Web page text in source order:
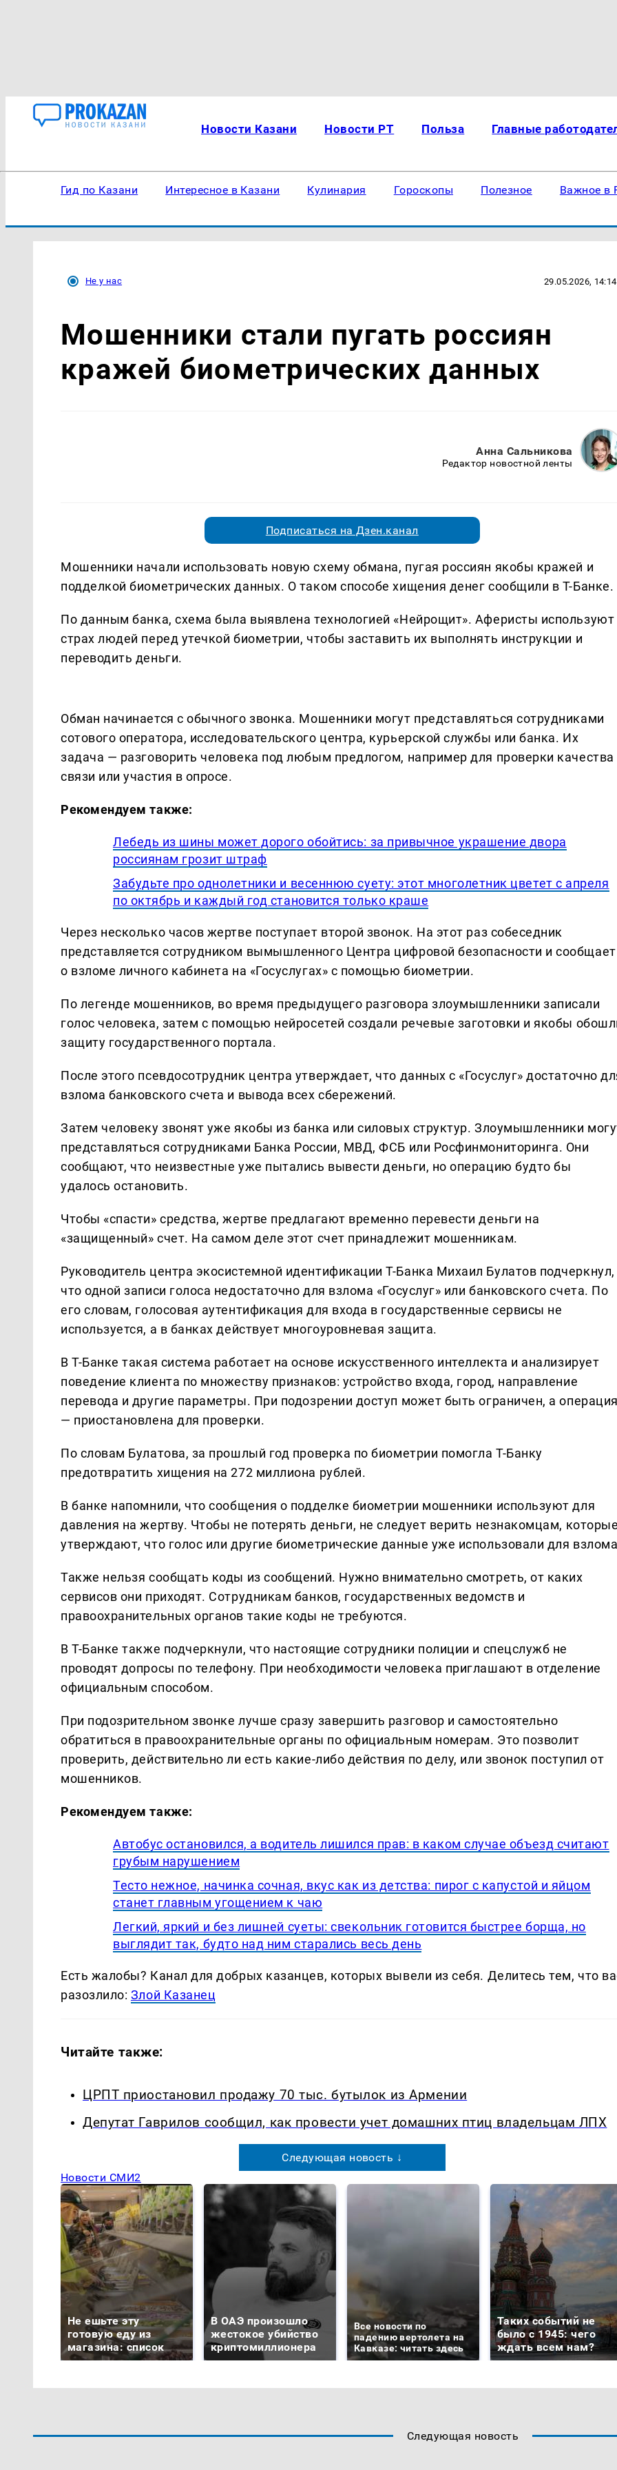
Новости Казани Новости РТ Польза Главные
Гид по Казани Интересное в Казани Кулинария Гороскопы Полезное Важное в
Не у нас 29.05.2026, 14:14
Мошенники стали пугать россиян
кражей биометрических данных
Анна Сальникова
Редактор новостной ленты
Подписаться на Дзен.канал
Мошенники начали использовать новую схему обмана, пугая россиян якобы кражей и
подделкой биометрических данных. О таком способе хищения денег сообщили в Т-Банке.
По данным банка, схема была выявлена технологией «Нейрощит». Аферисты используют
страх людей перед утечкой биометрии, чтобы заставить их выполнять инструкции и
переводить деньги.
Обман начинается с обычного звонка. Мошенники могут представляться сотрудниками
сотового оператора, исследовательского центра, курьерской службы или банка. Их
задача — разговорить человека под любым предлогом, например для проверки качества
связи или участия в опросе.
Рекомендуем также:
Лебедь из шины может дорого обойтись: за привычное украшение двора
россиянам грозит штраф
Забудьте про однолетники и весеннюю суету: этот многолетник цветет с апреля
по октябрь и каждый год становится только краше
Через несколько часов жертве поступает второй звонок. На этот раз собеседник
представляется сотрудником вымышленного Центра цифровой безопасности и сообщает
о взломе личного кабинета на «Госуслугах» с помощью биометрии.
По легенде мошенников, во время предыдущего разговора злоумышленники записали
голос человека, затем с помощью нейросетей создали речевые заготовки и якобы
защиту государственного портала.
После этого псевдосотрудник центра утверждает, что данных с «Госуслуг» достаточно
взлома банковского счета и вывода всех сбережений.
Затем человеку звонят уже якобы из банка или силовых структур. Злоумышленники
представляться сотрудниками Банка России, МВД, ФСБ или Росфинмониторинга. Они
сообщают, что неизвестные уже пытались вывести деньги, но операцию будто бы
удалось остановить.
Чтобы «спасти» средства, жертве предлагают временно перевести деньги на
«защищенный» счет. На самом деле этот счет принадлежит мошенникам.
Руководитель центра экосистемной идентификации Т-Банка Михаил Булатов подчеркнул,
что одной записи голоса недостаточно для взлома «Госуслуг» или банковского счета. По
его словам, голосовая аутентификация для входа в государственные сервисы не
используется, а в банках действует многоуровневая защита.
В Т-Банке такая система работает на основе искусственного интеллекта и анализирует
поведение клиента по множеству признаков: устройство входа, город, направление
перевода и другие параметры. При подозрении доступ может быть ограничен, а
— приостановлена для проверки.
По словам Булатова, за прошлый год проверка по биометрии помогла Т-Банку
предотвратить хищения на 272 миллиона рублей.
В банке напомнили, что сообщения о подделке биометрии мошенники используют для
давления на жертву. Чтобы не потерять деньги, не следует верить незнакомцам,
утверждают, что голос или другие биометрические данные уже использовали для
Также нельзя сообщать коды из сообщений. Нужно внимательно смотреть, от каких
сервисов они приходят. Сотрудникам банков, государственных ведомств и
правоохранительных органов такие коды не требуются.
В Т-Банке также подчеркнули, что настоящие сотрудники полиции и спецслужб не
проводят допросы по телефону. При необходимости человека приглашают в отделение
официальным способом.
При подозрительном звонке лучше сразу завершить разговор и самостоятельно
обратиться в правоохранительные органы по официальным номерам. Это позволит
проверить, действительно ли есть какие-либо действия по делу, или звонок поступил от
мошенников.
Рекомендуем также:
Автобус остановился, а водитель лишился прав: в каком случае объезд считают
грубым нарушением
Тесто нежное, начинка сочная, вкус как из детства: пирог с капустой и яйцом
станет главным угощением к чаю
Легкий, яркий и без лишней суеты: свекольник готовится быстрее борща, но
выглядит так, будто над ним старались весь день
Есть жалобы? Канал для добрых казанцев, которых вывели из себя. Делитеcь тем, что
разозлило: Злой Казанец
Читайте также:
ЦРПТ приостановил продажу 70 тыс. бутылок из Армении
Депутат Гаврилов сообщил, как провести учет домашних птиц владельцам ЛПХ
Следующая новость ↓
Новости СМИ2
Не ешьте эту
готовую еду из
магазина: список
В ОАЭ произошло
жестокое убийство
криптомиллионера
Все новости по
падению вертолета на
Кавказе: читать здесь
Таких событий не
было с 1945: чего
ждать всем нам?
Следующая новость